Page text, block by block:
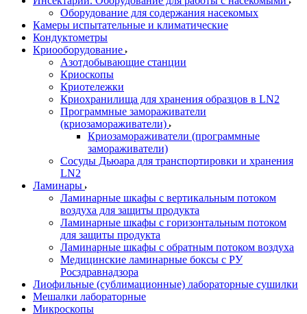
Оборудование для содержания насекомых
Камеры испытательные и климатические
Кондуктометры
Криооборудование
Азотдобывающие станции
Криоскопы
Криотележки
Криохранилища для хранения образцов в LN2
Программные замораживатели
(криозамораживатели)
Криозамораживатели (программные
замораживатели)
Сосуды Дьюара для транспортировки и хранения
LN2
Ламинары
Ламинарные шкафы с вертикальным потоком
воздуха для защиты продукта
Ламинарные шкафы с горизонтальным потоком
для защиты продукта
Ламинарные шкафы с обратным потоком воздуха
Медицинские ламинарные боксы с РУ
Росздравнадзора
Лиофильные (сублимационные) лабораторные сушилки
Мешалки лабораторные
Микроскопы